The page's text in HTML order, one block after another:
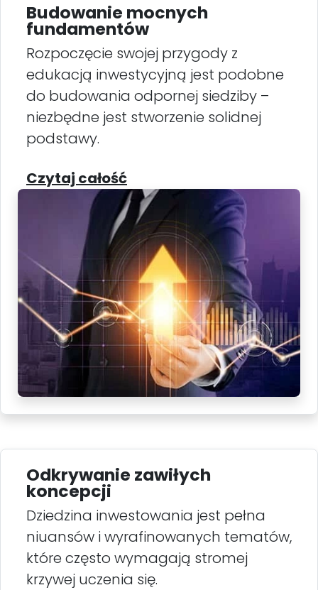
Budowanie mocnych
fundamentów
Rozpoczęcie swojej przygody z
edukacją inwestycyjną jest podobne
do budowania odpornej siedziby –
niezbędne jest stworzenie solidnej
podstawy.
Czytaj całość
Odkrywanie zawiłych
koncepcji
Dziedzina inwestowania jest pełna
niuansów i wyrafinowanych tematów,
które często wymagają stromej
krzywej uczenia się.